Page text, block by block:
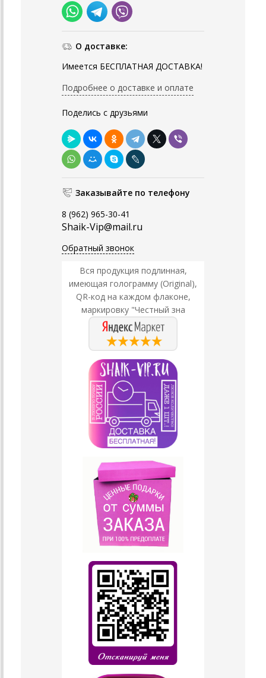
О доставке:
Имеется БЕСПЛАТНАЯ ДОСТАВКА!
Подробнее о доставке и оплате
Поделись с друзьями
Заказывайте по телефону
8 (962) 965-30-41
Shaik-Vip@mail.ru
Обратный звонок
Вся продукция подлинная,
имеющая голограмму (Original),
QR-код на каждом флаконе,
маркировку "Честный зна